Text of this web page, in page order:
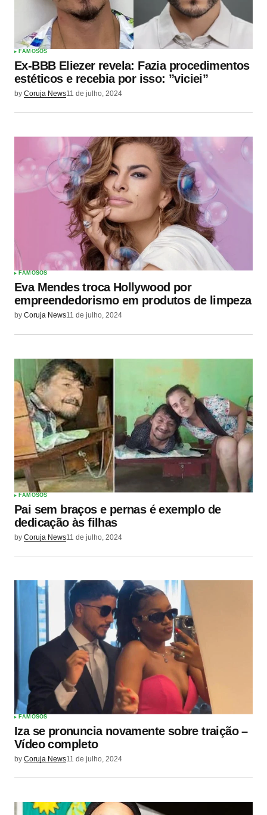
FAMOSOS
Ex-BBB Eliezer revela: Fazia procedimentos
estéticos e recebia por isso: ”viciei”
by Coruja News11 de julho, 2024
FAMOSOS
Eva Mendes troca Hollywood por
empreendedorismo em produtos de limpeza
by Coruja News11 de julho, 2024
FAMOSOS
Pai sem braços e pernas é exemplo de
dedicação às filhas
by Coruja News11 de julho, 2024
FAMOSOS
Iza se pronuncia novamente sobre traição –
Vídeo completo
by Coruja News11 de julho, 2024